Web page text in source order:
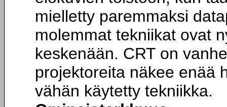
mielletty paremmaksi
molemmat tekniikat ovat
keskenään. CRT on
projektoreita näkee enää
vähän käytetty tekniikka.